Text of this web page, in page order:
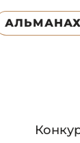
АЛЬМАНАХ